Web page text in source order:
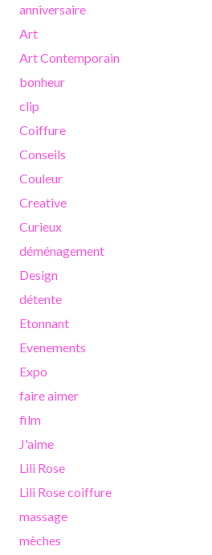
anniversaire
Art
Art Contemporain
bonheur
clip
Coiffure
Conseils
Couleur
Creative
Curieux
déménagement
Design
détente
Etonnant
Evenements
Expo
faire aimer
film
J'aime
Lili Rose
Lili Rose coiffure
massage
mèches